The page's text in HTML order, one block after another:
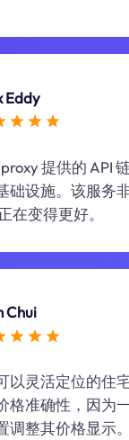
Eddy
提供的 API
础设施。该服务
在变得更好。
Chui
以灵活定位的住
格准确性，因为
调整其价格显示